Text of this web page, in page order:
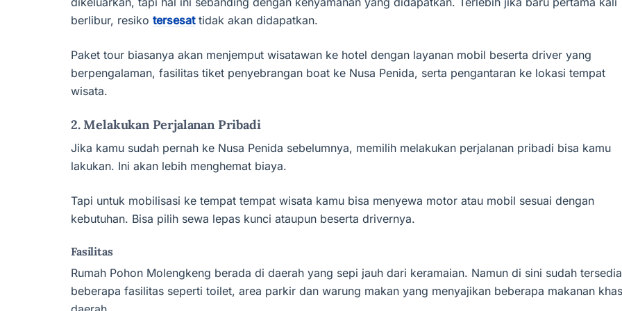
berlibur, resiko tersesattidak akan didapatkan.
Paket tour biasanya akan menjemput wisatawan ke hotel dengan layanan mobil beserta driver yang
berpengalaman, fasilitas tiket penyebrangan boat ke Nusa Penida, serta pengantaran ke lokasi tempat
wisata.
2. Melakukan Perjalanan Pribadi
Jika kamu sudah pernah ke Nusa Penida sebelumnya, memilih melakukan perjalanan pribadi bisa kamu
lakukan. Ini akan lebih menghemat biaya.
Tapi untuk mobilisasi ke tempat tempat wisata kamu bisa menyewa motor atau mobil sesuai dengan
kebutuhan. Bisa pilih sewa lepas kunci ataupun beserta drivernya.
Fasilitas
Rumah Pohon Molengkeng berada di daerah yang sepi jauh dari keramaian. Namun di sini sudah tersedia
beberapa fasilitas seperti toilet, area parkir dan warung makan yang menyajikan beberapa makanan khas